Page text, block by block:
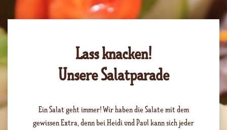
Lass knacken!
Unsere Salatparade
Ein Salat geht immer! Wir haben die Salate mit dem
gewissen Extra, denn bei Heidi und Paul kann sich jeder